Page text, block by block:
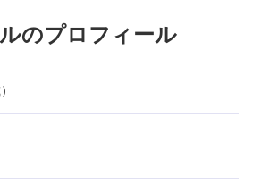
のプロフィール